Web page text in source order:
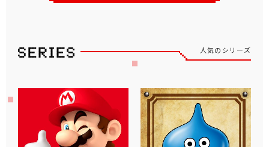
人気のシリーズ